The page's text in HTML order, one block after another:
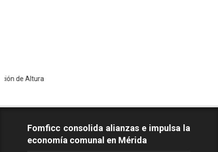
Fomficc consolida alianzas e impulsa la
economía comunal en Mérida